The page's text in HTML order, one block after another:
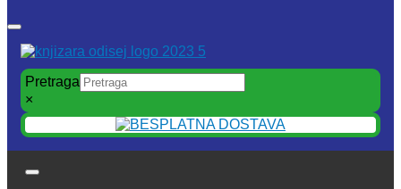
Pretraga
×